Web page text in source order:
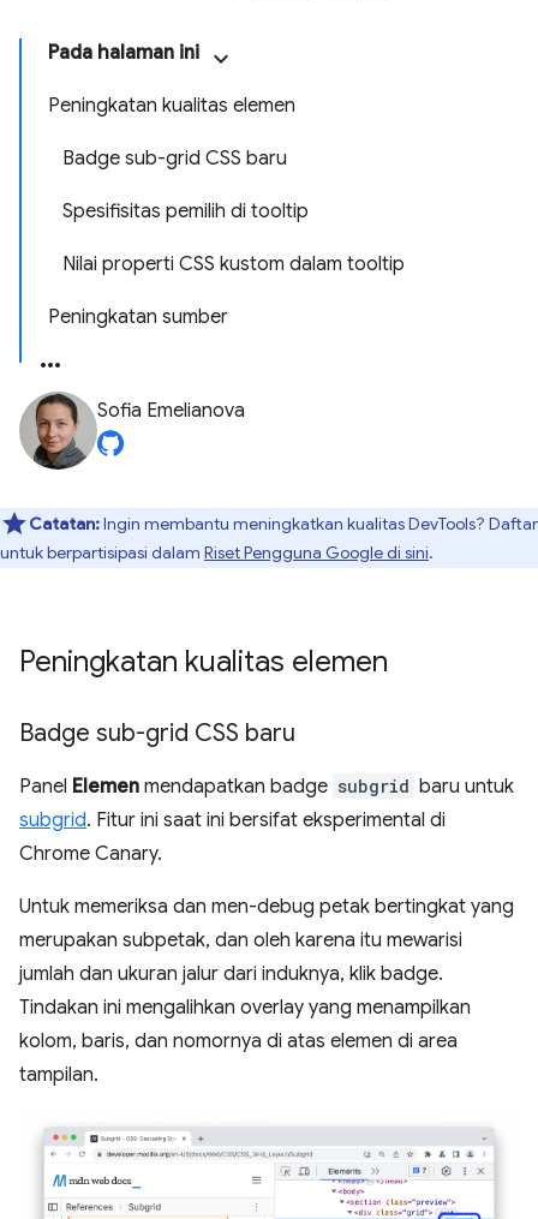
Pada halaman ini
Peningkatan kualitas elemen
Badge sub-grid CSS baru
Spesifisitas pemilih di tooltip
Nilai properti CSS kustom dalam tooltip
Peningkatan sumber
Sofia Emelianova
Catatan:Ingin membantu meningkatkan kualitas DevTools? Daftar
untuk berpartisipasi dalam Riset Pengguna Google di sini.
Peningkatan kualitas elemen
Badge sub-grid CSS baru
Panel Elemen mendapatkan badge subgrid baru untuk
subgrid. Fitur ini saat ini bersifat eksperimental di
Chrome Canary.
Untuk memeriksa dan men-debug petak bertingkat yang
merupakan subpetak, dan oleh karena itu mewarisi
jumlah dan ukuran jalur dari induknya, klik badge.
Tindakan ini mengalihkan overlay yang menampilkan
kolom, baris, dan nomornya di atas elemen di area
tampilan.